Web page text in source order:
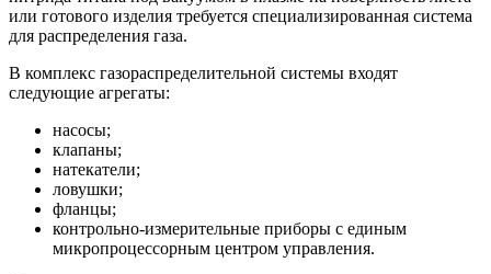
или готового изделия требуется специализированная система
для распределения газа.
В комплекс газораспределительной системы входят
следующие агрегаты:
насосы;
клапаны;
натекатели;
ловушки;
фланцы;
контрольно-измерительные приборы с единым
микропроцессорным центром управления.